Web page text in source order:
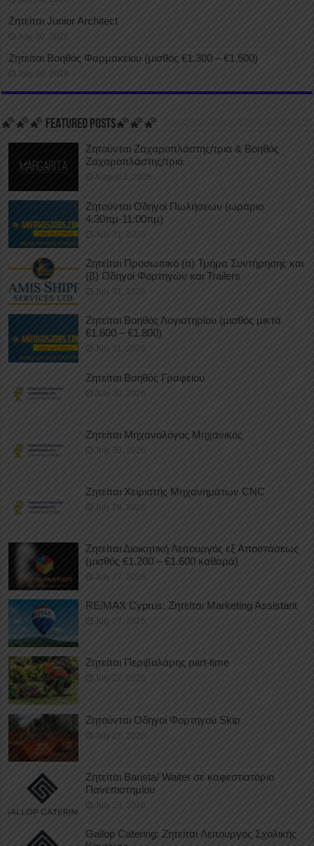
Ζητείται Junior Architect
July 30, 2026
Ζητείται Βοηθός Φαρμακείου (μισθός €1.300 – €1.500)
July 30, 2026
🌠🌠🌠 FEATURED POSTS🌠🌠🌠
Ζητούνται Ζαχαροπλάστης/τρια & Βοηθός
Ζαχαροπλάστης/τρια
August 1, 2026
Ζητούνται Οδηγοί Πωλήσεων (ωράριο
4:30πμ-11:00πμ)
July 31, 2026
Ζητείται Προσωπικό (α) Τμήμα Συντήρησης και
(β) Οδηγοί Φορτηγών και Trailers
July 31, 2026
Ζητείται Βοηθός Λογιστηρίου (μισθός μικτά
€1.600 – €1.800)
July 31, 2026
Ζητείται Βοηθός Γραφείου
July 30, 2026
Ζητείται Μηχανολόγος Μηχανικός
July 30, 2026
Ζητείται Χειριστής Μηχανημάτων CNC
July 29, 2026
Ζητείται Διοικητική Λειτουργός εξ Αποστάσεως
(μισθός €1.200 – €1.600 καθαρά)
July 27, 2026
RE/MAX Cyprus: Ζητείται Marketing Assistant
July 27, 2026
Ζητείται Περιβολάρης part-time
July 27, 2026
Ζητούνται Οδηγοί Φορτηγού Skip
July 27, 2026
Ζητείται Barista/ Waiter σε καφεστιατόριο
Πανεπιστημίου
July 23, 2026
Gallop Catering: Ζητείται Λειτουργός Σχολικής